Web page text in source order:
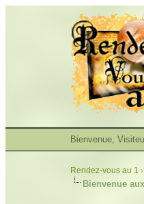
Bienvenue,
Rendez-vous au 1 ›
Bienvenue